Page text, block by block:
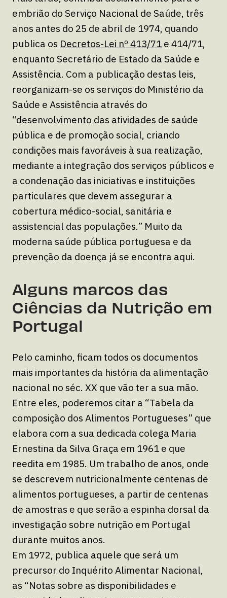
embrião do Serviço Nacional de Saúde, três
anos antes do 25 de abril de 1974, quando
publica os Decretos-Lei nº 413/71 e 414/71,
enquanto Secretário de Estado da Saúde e
Assistência. Com a publicação destas leis,
reorganizam-se os serviços do Ministério da
Saúde e Assistência através do
“desenvolvimento das atividades de saúde
pública e de promoção social, criando
condições mais favoráveis à sua realização,
mediante a integração dos serviços públicos e
a condenação das iniciativas e instituições
particulares que devem assegurar a
cobertura médico-social, sanitária e
assistencial das populações.” Muito da
moderna saúde pública portuguesa e da
prevenção da doença já se encontra aqui.
Alguns marcos das
Ciências da Nutrição em
Portugal
Pelo caminho, ficam todos os documentos
mais importantes da história da alimentação
nacional no séc. XX que vão ter a sua mão.
Entre eles, poderemos citar a “Tabela da
composição dos Alimentos Portugueses” que
elabora com a sua dedicada colega Maria
Ernestina da Silva Graça em 1961 e que
reedita em 1985. Um trabalho de anos, onde
se descrevem nutricionalmente centenas de
alimentos portugueses, a partir de centenas
de amostras e que serão a espinha dorsal da
investigação sobre nutrição em Portugal
durante muitos anos.
Em 1972, publica aquele que será um
precursor do Inquérito Alimentar Nacional,
as “Notas sobre as disponibilidades e